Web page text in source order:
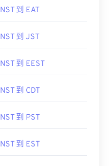
NST 到 EAT
NST 到 JST
NST 到 EEST
NST 到 CDT
NST 到 PST
NST 到 EST